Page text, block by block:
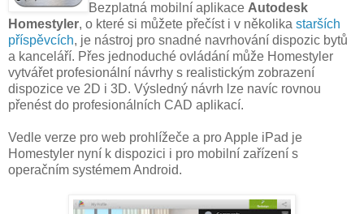
Bezplatná mobilní aplikace Autodesk
Homestyler, o které si můžete přečíst i v několika starších
příspěvcích, je nástroj pro snadné navrhování dispozic bytů
a kanceláří. Přes jednoduché ovládání může Homestyler
vytvářet profesionální návrhy s realistickým zobrazení
dispozice ve 2D i 3D. Výsledný návrh lze navíc rovnou
přenést do profesionálních CAD aplikací.
Vedle verze pro web prohlížeče a pro Apple iPad je
Homestyler nyní k dispozici i pro mobilní zařízení s
operačním systémem Android.